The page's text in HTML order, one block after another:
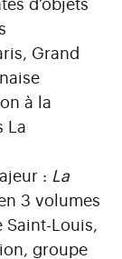
d’objets
Grand
à la
La
: La
3 volumes
Saint-Louis,
groupe